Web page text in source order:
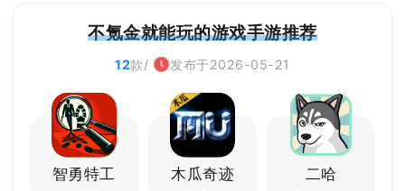
不氪金就能玩的游戏手游推荐
12款/ 发布于2026-05-21
智勇特工 木瓜奇迹 二哈